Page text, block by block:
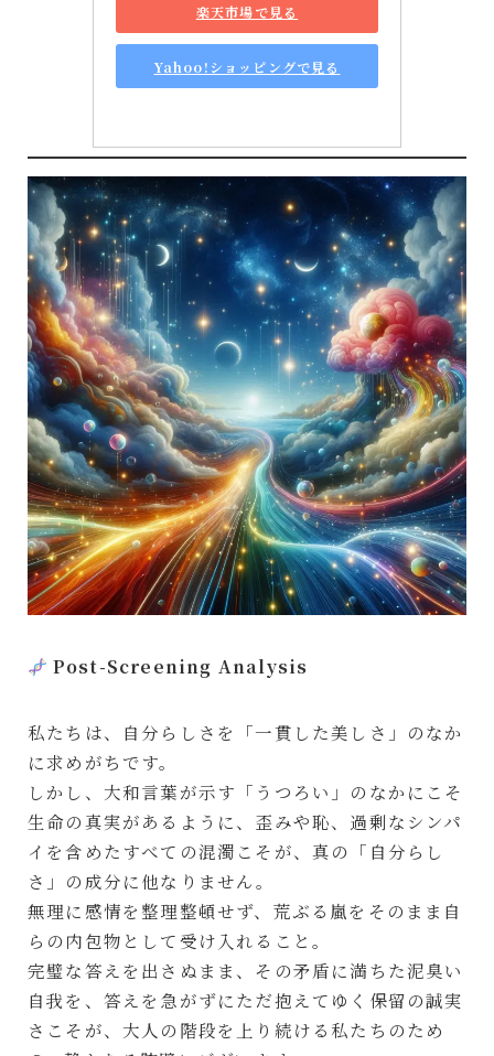
楽天市場で見る
Yahoo!ショッピングで見る
Post-Screening Analysis
私たちは、自分らしさを「一貫した美しさ」のなか
に求めがちです。
しかし、大和言葉が示す「うつろい」のなかにこそ
生命の真実があるように、歪みや恥、過剰なシンパ
イを含めたすべての混濁こそが、真の「自分らし
さ」の成分に他なりません。
無理に感情を整理整頓せず、荒ぶる嵐をそのまま自
らの内包物として受け入れること。
完璧な答えを出さぬまま、その矛盾に満ちた泥臭い
自我を、答えを急がずにただ抱えてゆく保留の誠実
さこそが、大人の階段を上り続ける私たちのため